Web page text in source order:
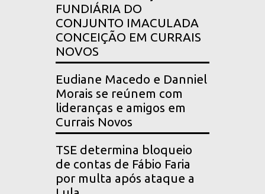
FUNDIÁRIA DO
CONJUNTO IMACULADA
CONCEIÇÃO EM CURRAIS
NOVOS
Eudiane Macedo e Danniel
Morais se reúnem com
lideranças e amigos em
Currais Novos
TSE determina bloqueio
de contas de Fábio Faria
por multa após ataque a